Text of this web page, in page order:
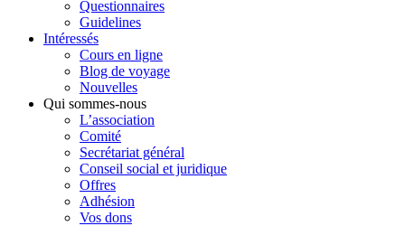
Questionnaires
Guidelines
Intéressés
Cours en ligne
Blog de voyage
Nouvelles
Qui sommes-nous
L’association
Comité
Secrétariat général
Conseil social et juridique
Offres
Adhésion
Vos dons